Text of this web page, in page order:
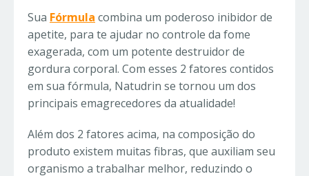
Sua Fórmula combina um poderoso inibidor de
apetite, para te ajudar no controle da fome
exagerada, com um potente destruidor de
gordura corporal. Com esses 2 fatores contidos
em sua fórmula, Natudrin se tornou um dos
principais emagrecedores da atualidade!
Além dos 2 fatores acima, na composição do
produto existem muitas fibras, que auxiliam seu
organismo a trabalhar melhor, reduzindo o